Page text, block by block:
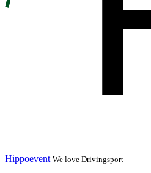
Hippoevent We love Drivingsport